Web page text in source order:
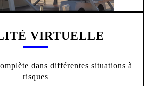
VIRTUELLE
dans différentes situations à
risques